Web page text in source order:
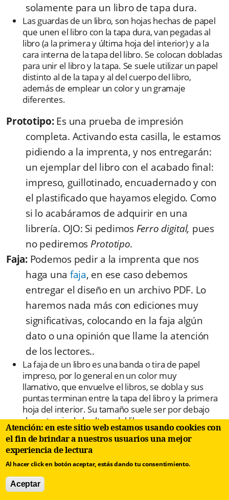
solamente para un libro de tapa dura.
Las guardas de un libro, son hojas hechas de papel
que unen el libro con la tapa dura, van pegadas al
libro (a la primera y última hoja del interior) y a la
cara interna de la tapa del libro. Se colocan dobladas
para unir el libro y la tapa. Se suele utilizar un papel
distinto al de la tapa y al del cuerpo del libro,
además de emplear un color y un gramaje
diferentes.
Prototipo:Es una prueba de impresión
completa. Activando esta casilla, le estamos
pidiendo a la imprenta, y nos entregarán:
un ejemplar del libro con el acabado final:
impreso, guillotinado, encuadernado y con
el plastificado que hayamos elegido. Como
si lo acabáramos de adquirir en una
librería. OJO: Si pedimos Ferro digital, pues
no pediremos Prototipo.
Faja:Podemos pedir a la imprenta que nos
haga una faja, en ese caso debemos
entregar el diseño en un archivo PDF. Lo
haremos nada más con ediciones muy
significativas, colocando en la faja algún
dato o una opinión que llame la atención
de los lectores..
La faja de un libro es una banda o tira de papel
impreso, por lo general en un color muy
llamativo, que envuelve el libros, se dobla y sus
puntas terminan entre la tapa del libro y la primera
hoja del interior. Su tamaño suele ser por debajo
de un tercio de la altura del libro, para que no pase
desapercibida, pero que tampoco sea exagerada ni
tape el diseño de la cubierta. La función de la faja es
llamar la atención por encima de otros libros en una
mesa de una librería.
Sobrecubierta:
Atención: en este sitio web estamos usando cookies con
el fin de brindar a nuestros usuarios una mejor
experiencia de lectura
Al hacer click en botón aceptar, estás dando tu consentimiento.
Aceptar